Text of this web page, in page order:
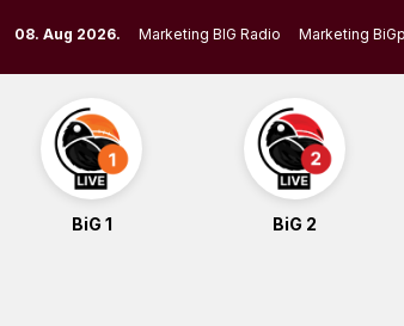
to
content
08. Aug 2026. Marketing BIG Radio Marketing
BiG 1 BiG 2